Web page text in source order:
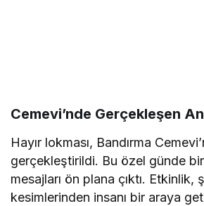
Cemevi’nde Gerçekleşen
Hayır lokması, Bandırma
gerçekleştirildi. Bu özel günde
mesajları ön plana çıktı. Etkinlik,
kesimlerinden insanı bir araya